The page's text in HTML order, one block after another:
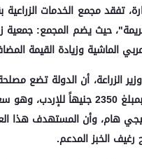
تفقد مجمع الخدمات
حيث يضم المجمع: جمعية
الماشية وزيادة القيمة
الزراعة، أن الدولة تضع
سعره مجزي ، بمبلغ 2350
الخبز المدعم.